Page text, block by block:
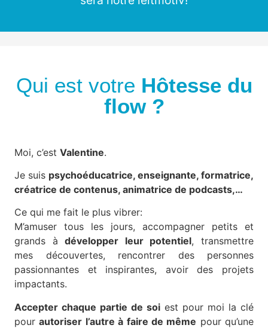
Qui est votre Hôtesse du
flow ?
Moi, c’est Valentine.
Je suis psychoéducatrice, enseignante, formatrice,
créatrice de contenus, animatrice de podcasts,…
Ce qui me fait le plus vibrer:
M’amuser tous les jours, accompagner petits et
grands àdévelopper leur potentiel, transmettre
mes découvertes, rencontrer des personnes
passionnantes et inspirantes, avoir des projets
impactants.
Accepter chaque partie de soi est pour moi la clé
pourautoriser l’autre à faire de même pour qu’une